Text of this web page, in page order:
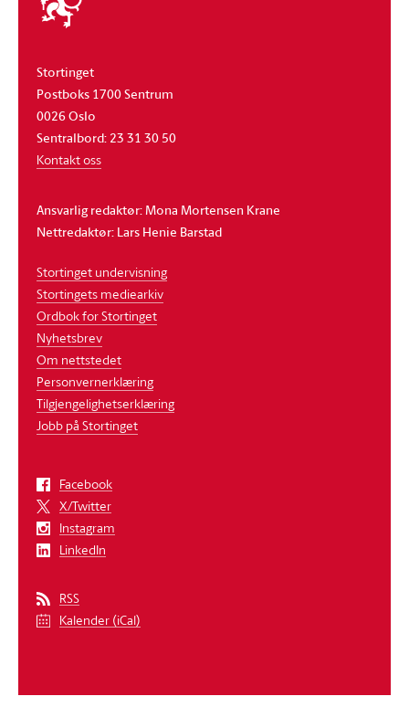
stortinget
Stortinget
Postboks 1700 Sentrum
0026 Oslo
Sentralbord: 23 31 30 50
Kontakt oss
Ansvarlig redaktør: Mona Mortensen Krane
Nettredaktør: Lars Henie Barstad
Stortinget undervisning
Stortingets mediearkiv
Ordbok for Stortinget
Nyhetsbrev
Om nettstedet
Personvernerklæring
Tilgjengelighetserklæring
Jobb på Stortinget
Facebook
X/Twitter
Instagram
LinkedIn
RSS
Kalender (iCal)